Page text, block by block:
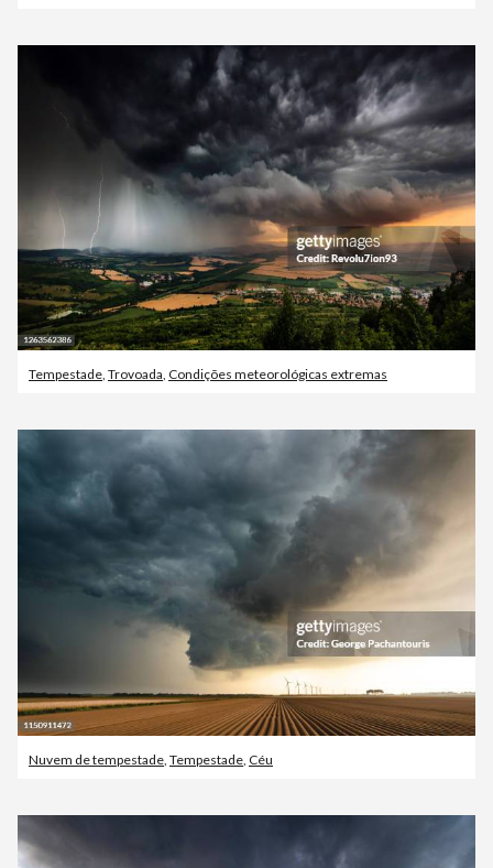
Tempestade, Trovoada, Condições meteorológicas extremas
Nuvem de tempestade Tempestade Céu